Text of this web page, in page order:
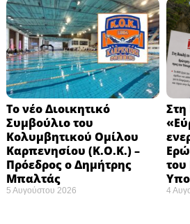
Το νέο Διοικητικό
Συμβούλιο του
Κολυμβητικού Ομίλου
Καρπενησίου (Κ.Ο.Κ.) –
Πρόεδρος ο Δημήτρης
Μπαλτάς
5 Αυγούστου 2026
Στη
του
4